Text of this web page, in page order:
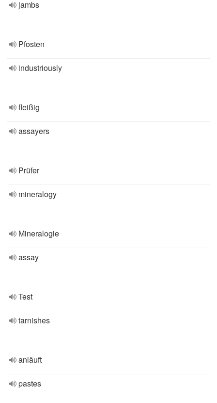
jambs
Pfosten
industriously
fleißig
assayers
Prüfer
mineralogy
Mineralogie
assay
Test
tarnishes
anläuft
pastes